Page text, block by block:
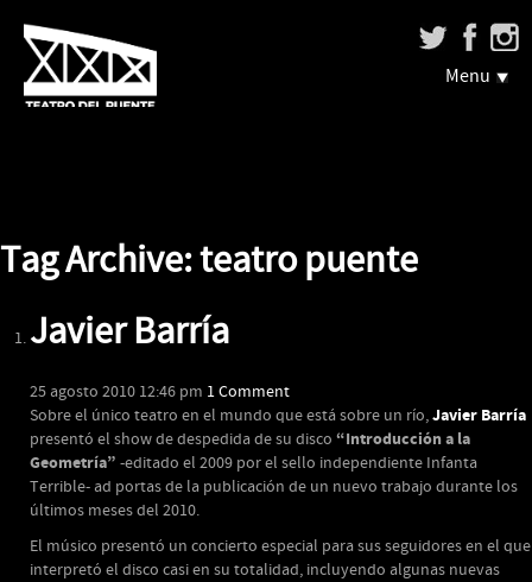
Menu
Tag Archive: teatro puente
Javier Barría
25 agosto 2010 12:46 pm 1 Comment
Sobre el único teatro en el mundo que está sobre un río,Javier Barría
presentó el show de despedida de su disco “Introducción a la
Geometría” -editado el 2009 por el sello independiente Infanta
Terrible- ad portas de la publicación de un nuevo trabajo durante los
últimos meses del 2010.
El músico presentó un concierto especial para sus seguidores en el que
interpretó el disco casi en su totalidad, incluyendo algunas nuevas